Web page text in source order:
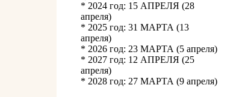
* 2024 год: 15 АПРЕЛЯ (28
апреля)
* 2025 год: 31 МАРТА (13
апреля)
* 2026 год: 23 МАРТА (5 апреля)
* 2027 год: 12 АПРЕЛЯ (25
апреля)
* 2028 год: 27 МАРТА (9 апреля)